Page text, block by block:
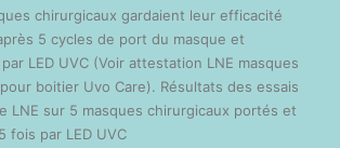
chirurgicaux gardaient leur efficacité
5 cycles de port du masque et
LED UVC (Voir attestation LNE masques
boitier Uvo Care). Résultats des essais
LNE sur 5 masques chirurgicaux portés et
fois par LED UVC